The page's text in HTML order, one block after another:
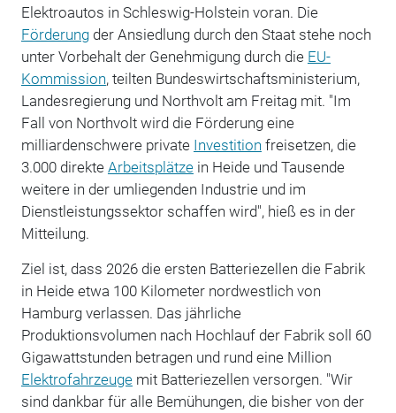
Elektroautos in Schleswig-Holstein voran. Die
Förderungder Ansiedlung durch den Staat stehe noch
unter Vorbehalt der Genehmigung durch die EU-
Kommission, teilten Bundeswirtschaftsministerium,
Landesregierung und Northvolt am Freitag mit. "Im
Fall von Northvolt wird die Förderung eine
milliardenschwere private Investition freisetzen, die
3.000 direkte Arbeitsplätzein Heide und Tausende
weitere in der umliegenden Industrie und im
Dienstleistungssektor schaffen wird", hieß es in der
Mitteilung.
Ziel ist, dass 2026 die ersten Batteriezellen die Fabrik
in Heide etwa 100 Kilometer nordwestlich von
Hamburg verlassen. Das jährliche
Produktionsvolumen nach Hochlauf der Fabrik soll 60
Gigawattstunden betragen und rund eine Million
Elektrofahrzeugemit Batteriezellen versorgen. "Wir
sind dankbar für alle Bemühungen, die bisher von der